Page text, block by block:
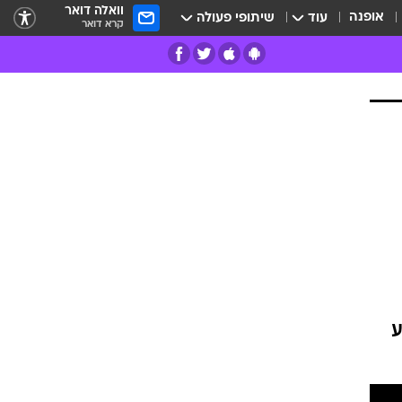
אופנה עוד שיתופי פעולה וואלה דואר
קרא דואר